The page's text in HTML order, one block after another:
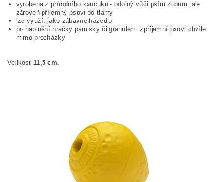
vyrobena z přírodního kaučuku - odolný vůči psím zubům, ale
zároveň příjemný psovi do tlamy
lze využít jako zábavné házedlo
po naplnění hračky pamlsky či granulemi zpříjemní psovi chvíle
mimo procházky
Velikost 11,5 cm.